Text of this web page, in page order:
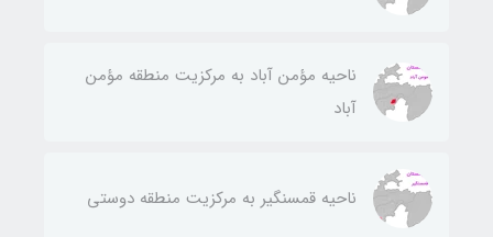
ناحيه مؤمن آباد به مركزيت منطقه مؤمن
آباد
ناحيه قمسنگير به مركزيت منطقه دوستی